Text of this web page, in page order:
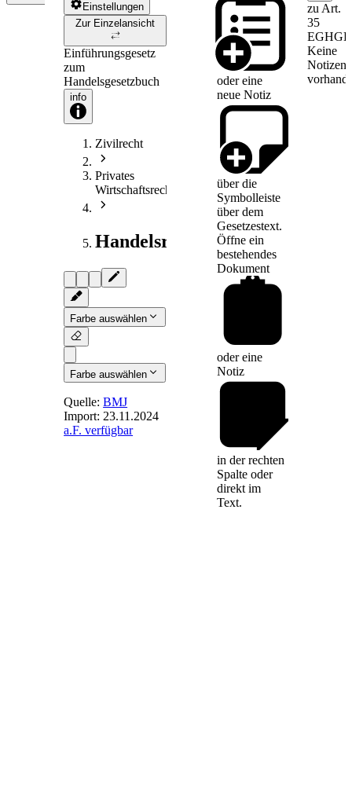
Einstellungen
Zur Einzelansicht
Einführungsgesetz
zum
Handelsgesetzbuch
info
Zivilrecht
Privates
Wirtschaftsrecht
Handelsrecht
Farbe auswählen
Farbe auswählen
Art. 35
Quelle:BMJ
Import: 23.11.2024
a.F. verfügbar
oder eine
neue Notiz
über die
Symbolleiste
über dem
Gesetzestext.
Öffne ein
bestehendes
Dokument
oder eine
Notiz
in der rechten
Spalte oder
direkt im
Text.
zu Art.
35
EGHGB
Keine
Notizen